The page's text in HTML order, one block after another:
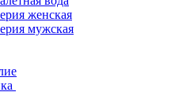
женская
мужская